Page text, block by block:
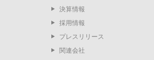
決算情報
採用情報
プレスリリース
関連会社